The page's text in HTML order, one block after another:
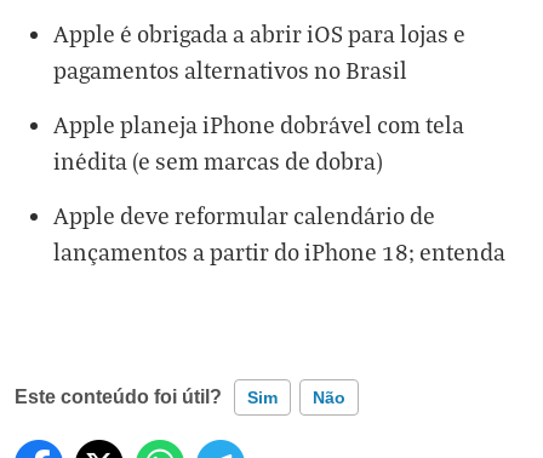
Apple é obrigada a abrir iOS para lojas e
pagamentos alternativos no Brasil
Apple planeja iPhone dobrável com tela
inédita (e sem marcas de dobra)
Apple deve reformular calendário de
lançamentos a partir do iPhone 18; entenda
Este conteúdo foi útil? Sim Não